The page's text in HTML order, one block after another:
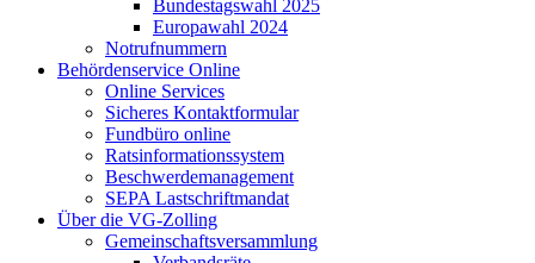
Bundestagswahl 2025
Europawahl 2024
Notrufnummern
Behördenservice Online
Online Services
Sicheres Kontaktformular
Fundbüro online
Ratsinformationssystem
Beschwerdemanagement
SEPA Lastschriftmandat
Über die VG-Zolling
Gemeinschaftsversammlung